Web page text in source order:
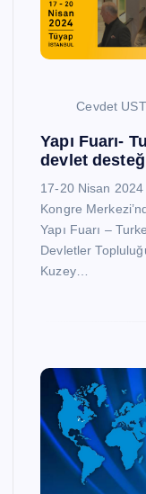
Cevdet
Yapı Fuarı-
devlet
17-20 Nisan
Kongre
Yapı Fuarı –
Devletler
Kuzey…